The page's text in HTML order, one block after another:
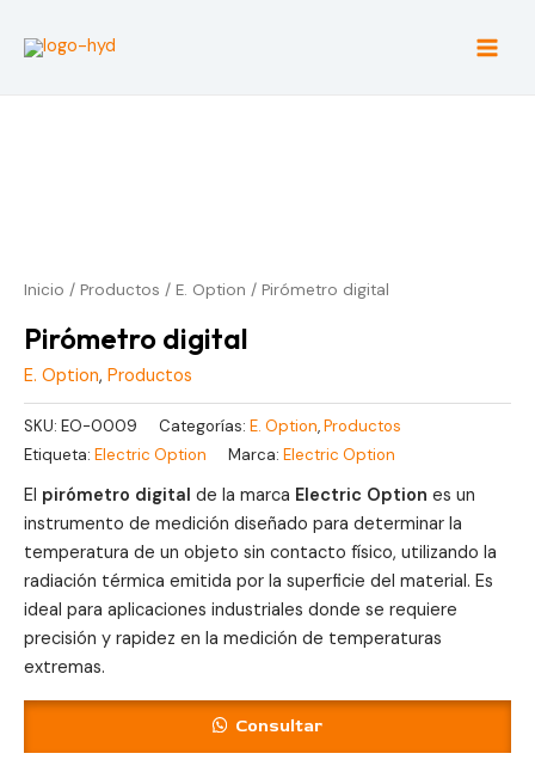
Main
Inicio / Productos / E. Option / Pirómetro digital
Pirómetro digital
E. Option, Productos
SKU: EO-0009 Categorías: E. Option,Productos
Etiqueta: Electric Option Marca: Electric Option
El pirómetro digital de la marca Electric Option es un
instrumento de medición diseñado para determinar la
temperatura de un objeto sin contacto físico, utilizando la
radiación térmica emitida por la superficie del material. Es
ideal para aplicaciones industriales donde se requiere
precisión y rapidez en la medición de temperaturas
extremas.
Consultar